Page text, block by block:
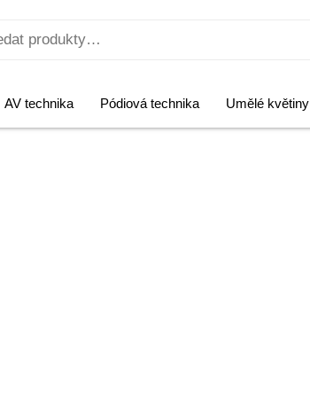
AV technika Pódiová technika Umělé květiny